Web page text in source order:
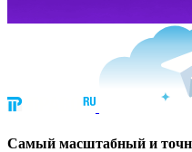
Cамый масштабный и